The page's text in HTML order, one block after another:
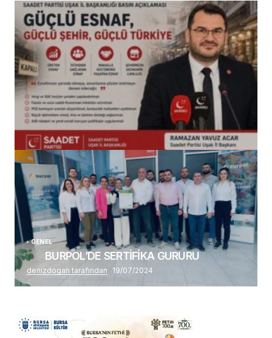
(başlıksız)
Alaattin Karahan tarafından 14/07/2026
GENEL
BURPOL’DE SERTİFİKA GURURU
denizdogan tarafından 19/07/2024